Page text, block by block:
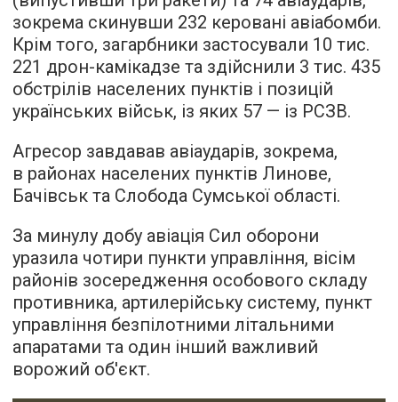
зокрема скинувши 232 керовані авіабомби.
Крім того, загарбники застосували 10 тис.
221 дрон-камікадзе та здійснили 3 тис. 435
обстрілів населених пунктів і позицій
українських військ, із яких 57 — із РСЗВ.
Агресор завдавав авіаударів, зокрема,
в районах населених пунктів Линове,
Бачівськ та Слобода Сумської області.
За минулу добу авіація Сил оборони
уразила чотири пункти управління, вісім
районів зосередження особового складу
противника, артилерійську систему, пункт
управління безпілотними літальними
апаратами та один інший важливий
ворожий об'єкт.